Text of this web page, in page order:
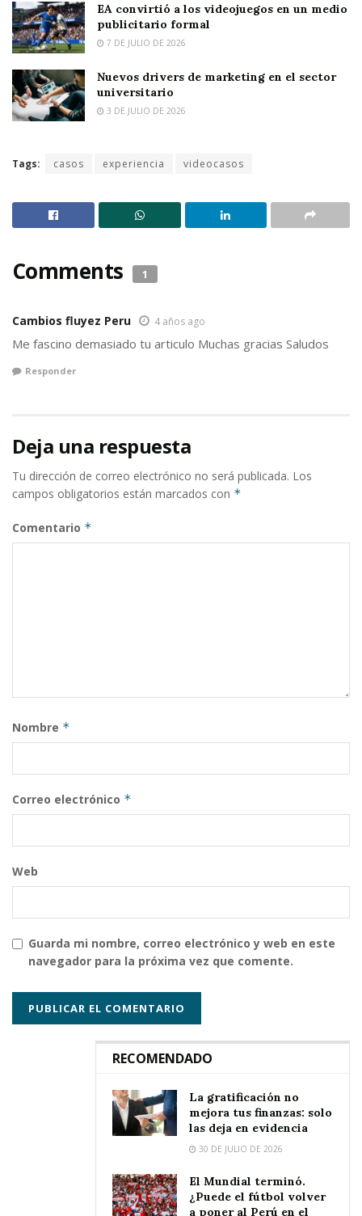
EA convirtió a los videojuegos en un medio
publicitario formal
7 DE JULIO DE 2026
Nuevos drivers de marketing en el sector
universitario
3 DE JULIO DE 2026
Tags: casos experiencia videocasos
Comments 1
Cambios fluyez Peru 4 años ago
Me fascino demasiado tu articulo Muchas gracias Saludos
Responder
Deja una respuesta
Tu dirección de correo electrónico no será publicada. Los
campos obligatorios están marcados con *
Comentario *
Nombre *
Correo electrónico *
Web
Guarda mi nombre, correo electrónico y web en este
navegador para la próxima vez que comente.
RECOMENDADO
La gratificación no
mejora tus finanzas: solo
las deja en evidencia
30 DE JULIO DE 2026
El Mundial terminó.
¿Puede el fútbol volver
a poner al Perú en el